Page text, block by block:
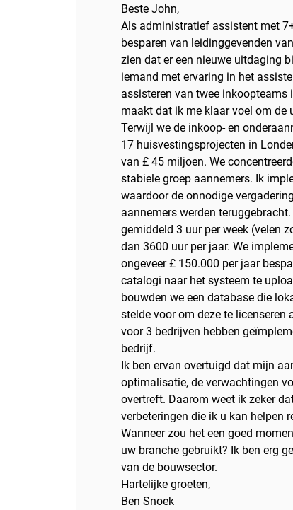
Beste John,
Als administratief assistent met
besparen van leidinggevenden
zien dat er een nieuwe uitdaging
iemand met ervaring in het
assisteren van twee
maakt dat ik me klaar voel om de
Terwijl we de inkoop- en
17 huisvestingsprojecten in
van £ 45 miljoen. We
stabiele groep aannemers. Ik
waardoor de onnodige
aannemers werden
gemiddeld 3 uur per week (velen
dan 3600 uur per jaar. We
ongeveer £ 150.000 per jaar
catalogi naar het systeem te
bouwden we een database die
stelde voor om deze te
voor 3 bedrijven hebben
bedrijf.
Ik ben ervan overtuigd dat mijn
optimalisatie, de verwachtingen
overtreft. Daarom weet ik zeker
verbeteringen die ik u kan helpen
Wanneer zou het een goed
uw branche gebruikt? Ik ben erg
van de bouwsector.
Hartelijke groeten,
Ben Snoek